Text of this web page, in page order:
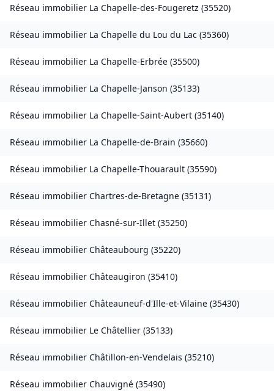
Réseau immobilier La Chapelle-des-Fougeretz (35520)
Réseau immobilier La Chapelle du Lou du Lac (35360)
Réseau immobilier La Chapelle-Erbrée (35500)
Réseau immobilier La Chapelle-Janson (35133)
Réseau immobilier La Chapelle-Saint-Aubert (35140)
Réseau immobilier La Chapelle-de-Brain (35660)
Réseau immobilier La Chapelle-Thouarault (35590)
Réseau immobilier Chartres-de-Bretagne (35131)
Réseau immobilier Chasné-sur-Illet (35250)
Réseau immobilier Châteaubourg (35220)
Réseau immobilier Châteaugiron (35410)
Réseau immobilier Châteauneuf-d'Ille-et-Vilaine (35430)
Réseau immobilier Le Châtellier (35133)
Réseau immobilier Châtillon-en-Vendelais (35210)
Réseau immobilier Chauvigné (35490)